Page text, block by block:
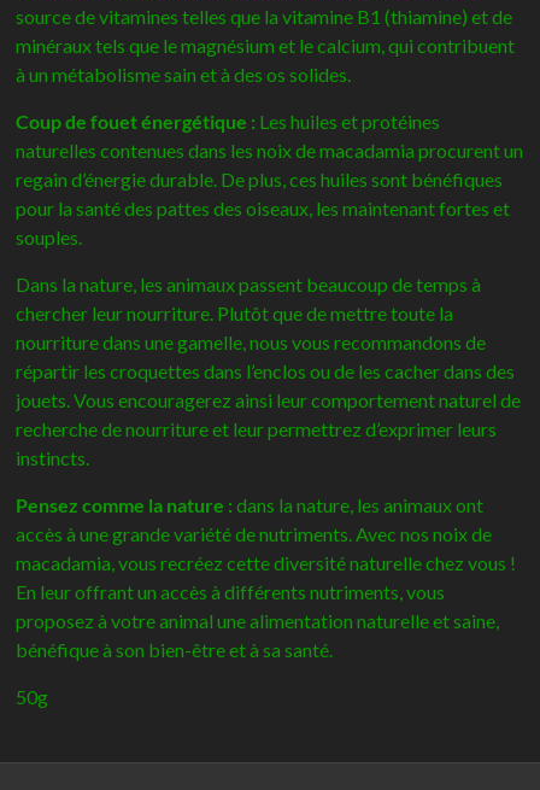
source de vitamines telles que la vitamine B1 (thiamine) et de
minéraux tels que le magnésium et le calcium, qui contribuent
à un métabolisme sain et à des os solides.
Coup de fouet énergétique : Les huiles et protéines
naturelles contenues dans les noix de macadamia procurent un
regain d’énergie durable. De plus, ces huiles sont bénéfiques
pour la santé des pattes des oiseaux, les maintenant fortes et
souples.
Dans la nature, les animaux passent beaucoup de temps à
chercher leur nourriture. Plutôt que de mettre toute la
nourriture dans une gamelle, nous vous recommandons de
répartir les croquettes dans l’enclos ou de les cacher dans des
jouets. Vous encouragerez ainsi leur comportement naturel de
recherche de nourriture et leur permettrez d’exprimer leurs
instincts.
Pensez comme la nature : dans la nature, les animaux ont
accès à une grande variété de nutriments. Avec nos noix de
macadamia, vous recréez cette diversité naturelle chez vous !
En leur offrant un accès à différents nutriments, vous
proposez à votre animal une alimentation naturelle et saine,
bénéfique à son bien-être et à sa santé.
50g